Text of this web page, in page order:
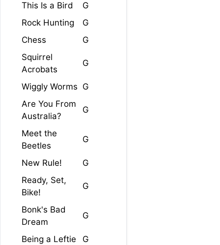
This Is a Bird
G
Rock Hunting
G
Chess
G
Squirrel
Acrobats
G
Wiggly Worms G
Are You From
Australia?
G
Meet the
Beetles
G
New Rule!
G
Ready, Set,
Bike!
G
Bonk's Bad
Dream
G
Being a Leftie
G